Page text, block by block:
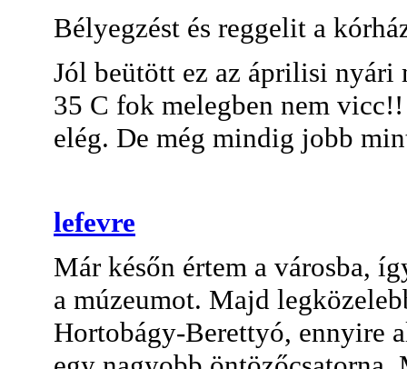
Bélyegzést és reggelit a
Jól beütött ez az áprilisi nyári
35 C fok melegben nem
elég. De még mindig jobb
lefevre
Már későn értem a városba,
a múzeumot. Majd
Hortobágy-Berettyó, ennyire